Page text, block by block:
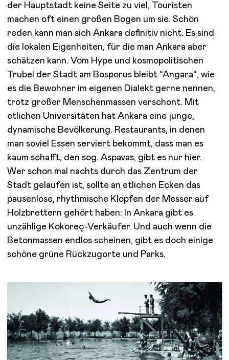
der Hauptstadt keine Seite zu viel, Touristen
machen oft einen großen Bogen um sie. Schön
reden kann man sich Ankara definitiv nicht. Es sind
die lokalen Eigenheiten, für die man Ankara aber
schätzen kann. Vom Hype und kosmopolitischen
Trubel der Stadt am Bosporus bleibt “Angara“, wie
es die Bewohner im eigenen Dialekt gerne nennen,
trotz großer Menschenmassen verschont. Mit
etlichen Universitäten hat Ankara eine junge,
dynamische Bevölkerung. Restaurants, in denen
man soviel Essen serviert bekommt, dass man es
kaum schafft, den sog. Aspavas, gibt es nur hier.
Wer schon mal nachts durch das Zentrum der
Stadt gelaufen ist, sollte an etlichen Ecken das
pausenlose, rhythmische Klopfen der Messer auf
Holzbrettern gehört haben: In Ankara gibt es
unzählige Kokoreç-Verkäufer. Und auch wenn die
Betonmassen endlos scheinen, gibt es doch einige
schöne grüne Rückzugorte und Parks.